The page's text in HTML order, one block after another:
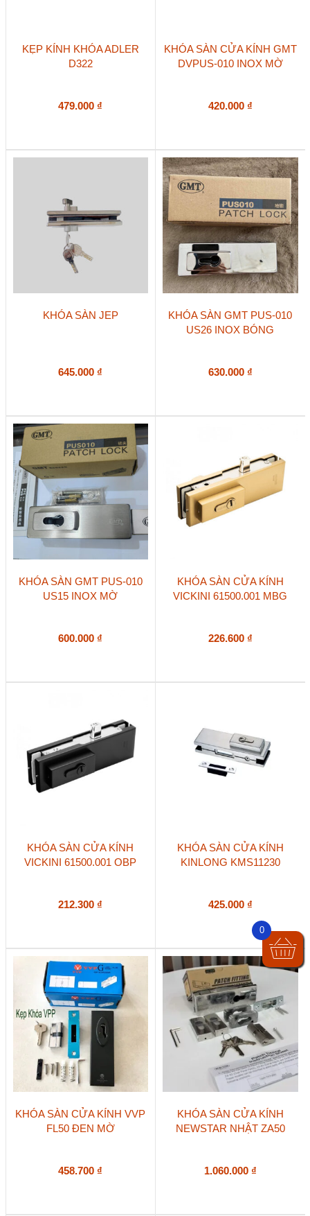
KẸP KÍNH KHÓA ADLER
D322
479.000 ₫
KHÓA SÀN CỬA KÍNH GMT
DVPUS-010 INOX MỜ
420.000 ₫
KHÓA SÀN JEP
645.000 ₫
KHÓA SÀN GMT PUS-010
US26 INOX BÓNG
630.000 ₫
KHÓA SÀN GMT PUS-010
US15 INOX MỜ
600.000 ₫
KHÓA SÀN CỬA KÍNH
VICKINI 61500.001 MBG
226.600 ₫
KHÓA SÀN CỬA KÍNH
VICKINI 61500.001 OBP
212.300 ₫
KHÓA SÀN CỬA KÍNH
KINLONG KMS11230
425.000 ₫
KHÓA SÀN CỬA KÍNH VVP
FL50 ĐEN MỜ
458.700 ₫
KHÓA SÀN CỬA KÍNH
NEWSTAR NHẬT ZA50
1.060.000 ₫
0